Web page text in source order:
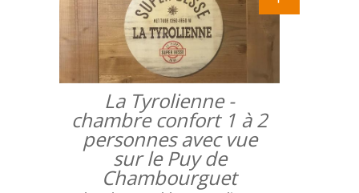
La Tyrolienne -
chambre confort 1 à 2
personnes avec vue
sur le Puy de
Chambourguet